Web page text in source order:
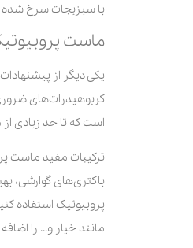
با سبزیجات سرخ شده
ماست
یکی دیگر از
کربوهیدرات‌های
است که تا حد زیادی
ترکیبات مفید ماست
باکتری‌های
پروبیوتیک استفاده
مانند خیار و… را